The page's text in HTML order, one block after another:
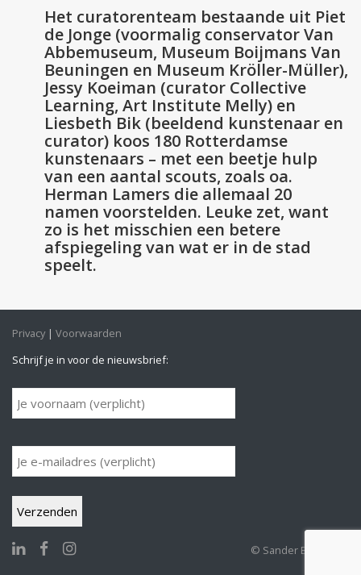
Het curatorenteam bestaande uit Piet
de Jonge (voormalig conservator Van
Abbemuseum, Museum Boijmans Van
Beuningen en Museum Kröller-Müller),
Jessy Koeiman (curator Collective
Learning, Art Institute Melly) en
Liesbeth Bik (beeldend kunstenaar en
curator) koos 180 Rotterdamse
kunstenaars – met een beetje hulp
van een aantal scouts, zoals oa.
Herman Lamers die allemaal 20
namen voorstelden. Leuke zet, want
zo is het misschien een betere
afspiegeling van wat er in de stad
speelt.
Privacy
Voorwaarden
Schrijf je in voor de nieuwsbrief:
© Sander Buijk 2026